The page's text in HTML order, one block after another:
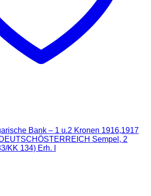
Bank – 1 u.2 Kronen 1916,1917
Sempel, 2
KK 134) Erh. I